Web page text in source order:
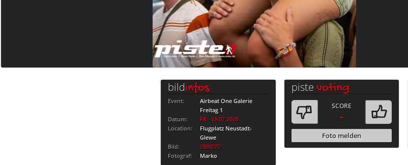
bildinfos
Event:
Airbeat One Galerie
Freitag 1
Datum:
FR · 11.07.2025
Location:
Flugplatz Neustadt-
Glewe
Bild:
259/273
Fotograf:
Marko
pistevoting
SCORE
-
Foto melden